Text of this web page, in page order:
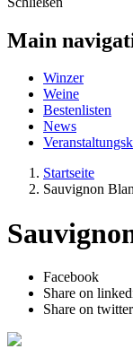
Main
Winzer
Weine
Bestenlisten
News
Startseite
Sauvignon
Facebook
Share on
Share on twitter